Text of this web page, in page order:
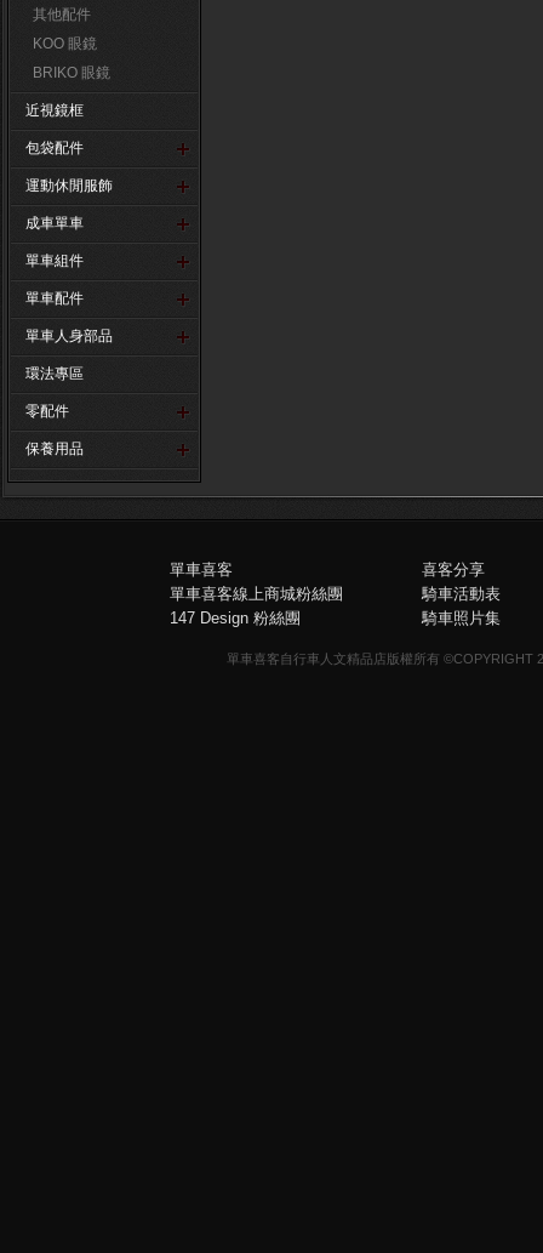
其他配件
KOO 眼鏡
BRIKO 眼鏡
近視鏡框
包袋配件
運動休閒服飾
成車單車
單車組件
單車配件
單車人身部品
環法專區
零配件
保養用品
單車喜客
單車喜客線上商城粉絲團
147 Design 粉絲團
喜客分享
騎車活動表
騎車照片集
單車喜客自行車人文精品店版權所有